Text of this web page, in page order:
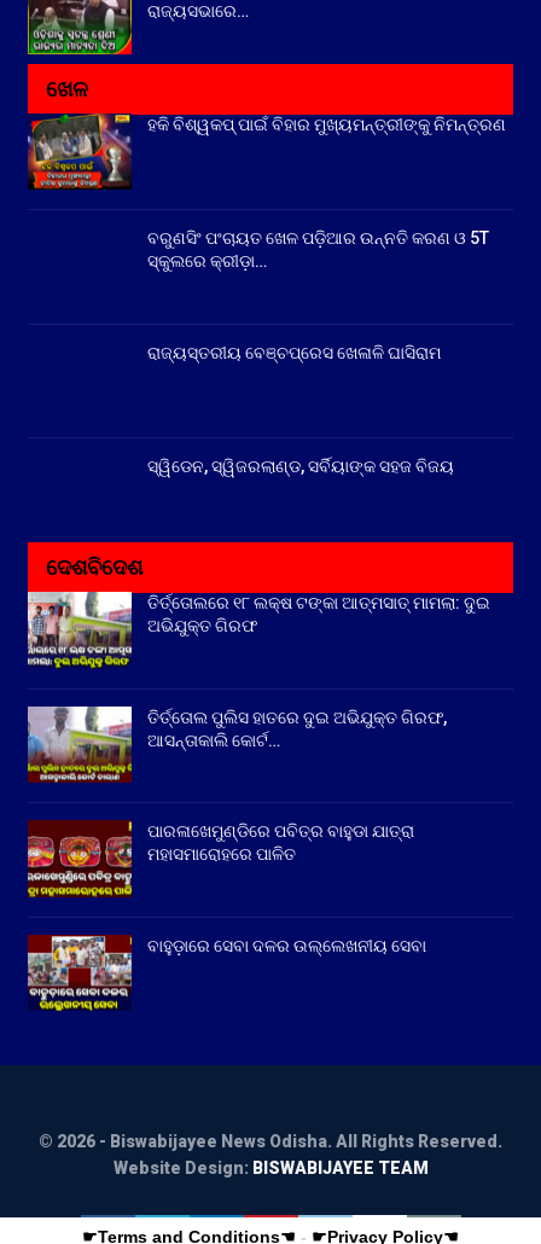
ରାଜ୍ୟସଭାରେ…
ଖେଳ
ହକି ବିଶ୍ୱକପ୍ ପାଇଁ ବିହାର ମୁଖ୍ୟମନ୍ତ୍ରୀଙ୍କୁ ନିମନ୍ତ୍ରଣ
ବରୁଣସିଂ ପଂଚାୟତ ଖେଳ ପଡ଼ିଆର ଉନ୍ନତି କରଣ ଓ 5T
ସ୍କୁଲରେ କ୍ରୀଡ଼ା…
ରାଜ୍ୟସ୍ତରୀୟ ବେଞ୍ଚପ୍ରେସ ଖେଳାଳି ଘାସିରାମ
ସ୍ୱିଡେନ, ସ୍ୱିଜରଲାଣ୍ଡ, ସର୍ବିୟାଙ୍କ ସହଜ ବିଜୟ
ଦେଶବିଦେଶ
ତିର୍ତ୍ତୋଲରେ ୧୮ ଲକ୍ଷ ଟଙ୍କା ଆତ୍ମସାତ୍ ମାମଲା: ଦୁଇ
ଅଭିଯୁକ୍ତ ଗିରଫ
ତିର୍ତ୍ତୋଲ ପୁଲିସ ହାତରେ ଦୁଇ ଅଭିଯୁକ୍ତ ଗିରଫ,
ଆସନ୍ତାକାଲି କୋର୍ଟ…
ପାରଳାଖେମୁଣ୍ଡିରେ ପବିତ୍ର ବାହୁଡା ଯାତ୍ରା
ମହାସମାରୋହରେ ପାଳିତ
ବାହୁଡ଼ାରେ ସେବା ଦଳର ଉଲ୍ଲେଖନୀୟ ସେବା
© 2026 - Biswabijayee News Odisha. All Rights Reserved.
Website Design: BISWABIJAYEE TEAM
☛Terms and Conditions☚ - ☛Privacy Policy☚